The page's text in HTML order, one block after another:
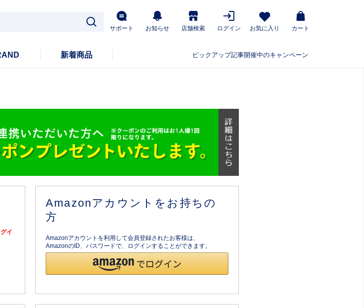
サポート お知らせ 店舗検索 ログイン お気に入り カート
新着商品 ピックアップ記事開催中のキャンペーン
イ
Amazonアカウントをお持ちの
方
Amazonアカウントを利用して会員登録されたお客様は、
AmazonのID、パスワードで、ログインすることができます。